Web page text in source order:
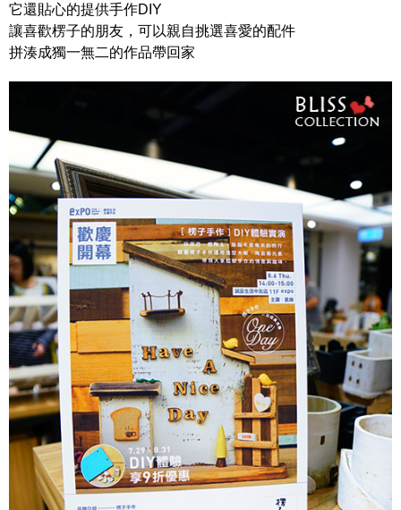
它還貼心的提供手作DIY
讓喜歡楞子的朋友，可以親自挑選喜愛的配件
拼湊成獨一無二的作品帶回家